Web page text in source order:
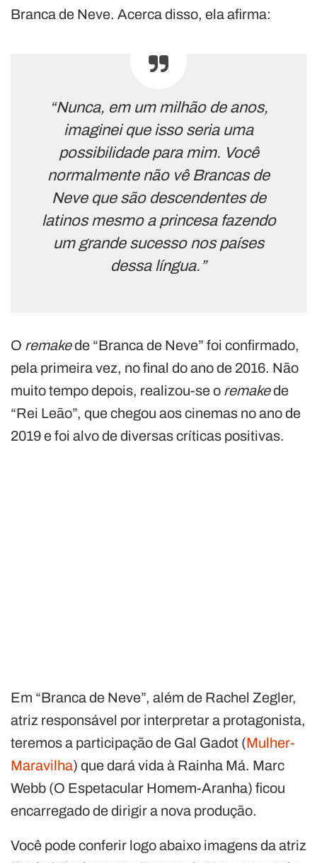
Branca de Neve. Acerca disso, ela afirma:
“Nunca, em um milhão de anos,
imaginei que isso seria uma
possibilidade para mim. Você
normalmente não vê Brancas de
Neve que são descendentes de
latinos mesmo a princesa fazendo
um grande sucesso nos países
dessa língua.”
O remakede “Branca de Neve” foi confirmado,
pela primeira vez, no final do ano de 2016. Não
muito tempo depois, realizou-se o remakede
“Rei Leão”, que chegou aos cinemas no ano de
2019 e foi alvo de diversas críticas positivas.
Em “Branca de Neve”, além de Rachel Zegler,
atriz responsável por interpretar a protagonista,
teremos a participação de Gal Gadot (Mulher-
Maravilha) que dará vida à Rainha Má. Marc
Webb (O Espetacular Homem-Aranha) ficou
encarregado de dirigir a nova produção.
Você pode conferir logo abaixo imagens da atriz